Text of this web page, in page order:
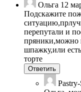
Ольга 12
Подскажите
перепутали и
пряники,можно
шпажку,или
торте
Ответить